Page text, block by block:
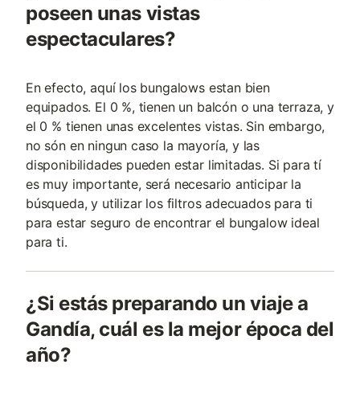
poseen unas vistas
espectaculares?
En efecto, aquí los bungalows estan bien
equipados. El 0 %, tienen un balcón o una terraza, y
el 0 % tienen unas excelentes vistas. Sin embargo,
no són en ningun caso la mayoría, y las
disponibilidades pueden estar limitadas. Si para tí
es muy importante, será necesario anticipar la
búsqueda, y utilizar los filtros adecuados para ti
para estar seguro de encontrar el bungalow ideal
para ti.
¿Si estás preparando un viaje a
Gandía, cuál es la mejor época del
año?